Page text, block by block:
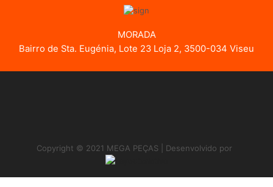
MORADA
Bairro de Sta. Eugénia, Lote 23 Loja 2, 3500-034 Viseu
Copyright © 2021 MEGA PEÇAS | Desenvolvido por